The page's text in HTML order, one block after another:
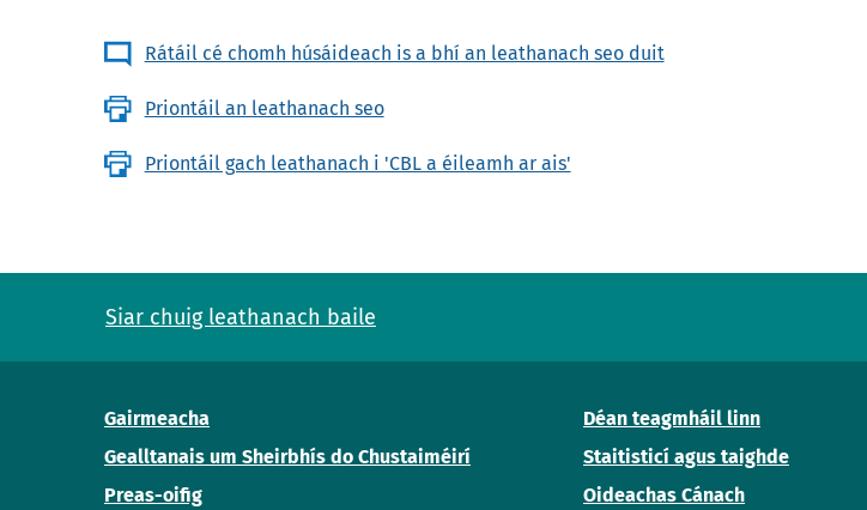
Rátáil cé chomh húsáideach is a bhí an leathanach seo duit
Priontáil an leathanach seo
Priontáil gach leathanach i 'CBL a éileamh ar ais'
Siar chuig leathanach baile
Gairmeacha
Gealltanais um Sheirbhís do Chustaiméirí
Preas-oifig
Déan teagmháil linn
Staitisticí agus taighde
Oideachas Cánach